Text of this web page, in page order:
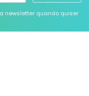
newsletter quando quiser